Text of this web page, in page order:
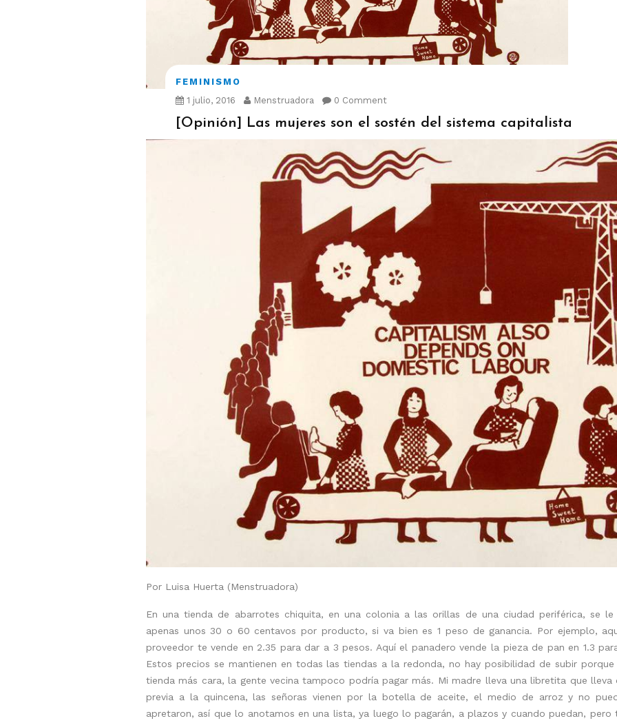
FEMINISMO
1 julio, 2016
Menstruadora 0 Comment
[Opinión] Las mujeres son el sostén del sistema capitalista
Por Luisa Huerta (Menstruadora)
En una tienda de abarrotes chiquita, en una colonia a las orillas de una ciudad periférica, se
apenas unos 30 o 60 centavos por producto, si va bien es 1 peso de ganancia. Por ejemplo,
proveedor te vende en 2.35 para dar a 3 pesos. Aquí el panadero vende la pieza de pan en 1.3
Estos precios se mantienen en todas las tiendas a la redonda, no hay posibilidad de subir
tienda más cara, la gente vecina tampoco podría pagar más. Mi madre lleva una libretita que lleva
previa a la quincena, las señoras vienen por la botella de aceite, el medio de arroz y no
apretaron, así que lo anotamos en una lista, ya luego lo pagarán, a plazos y cuando puedan, pero